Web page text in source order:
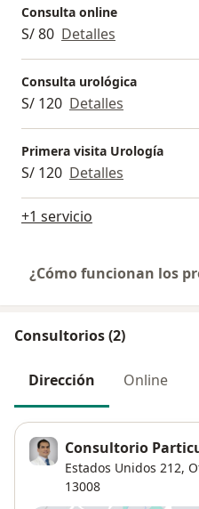
Consulta online
S/ 80 Detalles
Consulta urológica
S/ 120 Detalles
Primera visita Urología
S/ 120 Detalles
+1 servicio
¿Cómo funcionan los
Consultorios (2)
Dirección Online
Consultorio
Estados Unidos 212,
13008